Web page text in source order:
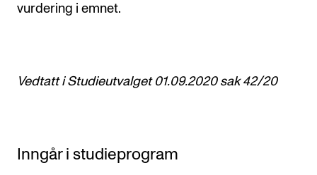
vurdering i emnet.
Vedtatt i Studieutvalget 01.09.2020 sak 42/20
Inngår i studieprogram